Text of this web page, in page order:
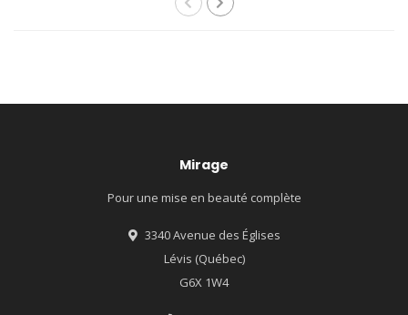
Mirage
Pour une mise en beauté complète
3340 Avenue des Églises
Lévis (Québec)
G6X 1W4